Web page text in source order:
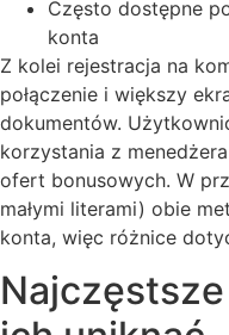
Często dostępne
konta
Z kolei rejestracja na
połączenie i większy
dokumentów.
korzystania z
ofert bonusowych. W
małymi literami) obie
konta, więc różnice